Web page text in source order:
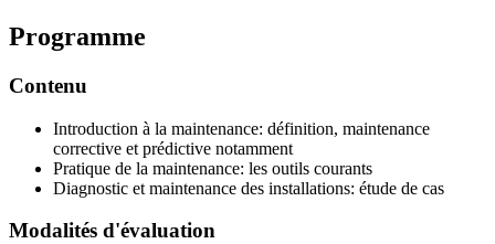
Programme
Contenu
Introduction à la maintenance: définition, maintenance
corrective et prédictive notamment
Pratique de la maintenance: les outils courants
Diagnostic et maintenance des installations: étude de cas
Modalités d'évaluation